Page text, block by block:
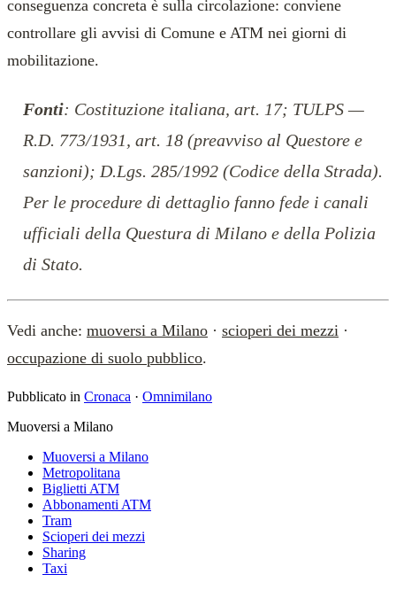
conseguenza concreta è sulla circolazione: conviene
controllare gli avvisi di Comune e ATM nei giorni di
mobilitazione.
Fonti: Costituzione italiana, art. 17; TULPS —
R.D. 773/1931, art. 18 (preavviso al Questore e
sanzioni); D.Lgs. 285/1992 (Codice della Strada).
Per le procedure di dettaglio fanno fede i canali
ufficiali della Questura di Milano e della Polizia
di Stato.
Vedi anche: muoversi a Milano · scioperi dei mezzi ·
occupazione di suolo pubblico.
Pubblicato in Cronaca · Omnimilano
Muoversi a Milano
Muoversi a Milano
Metropolitana
Biglietti ATM
Abbonamenti ATM
Tram
Scioperi dei mezzi
Sharing
Taxi